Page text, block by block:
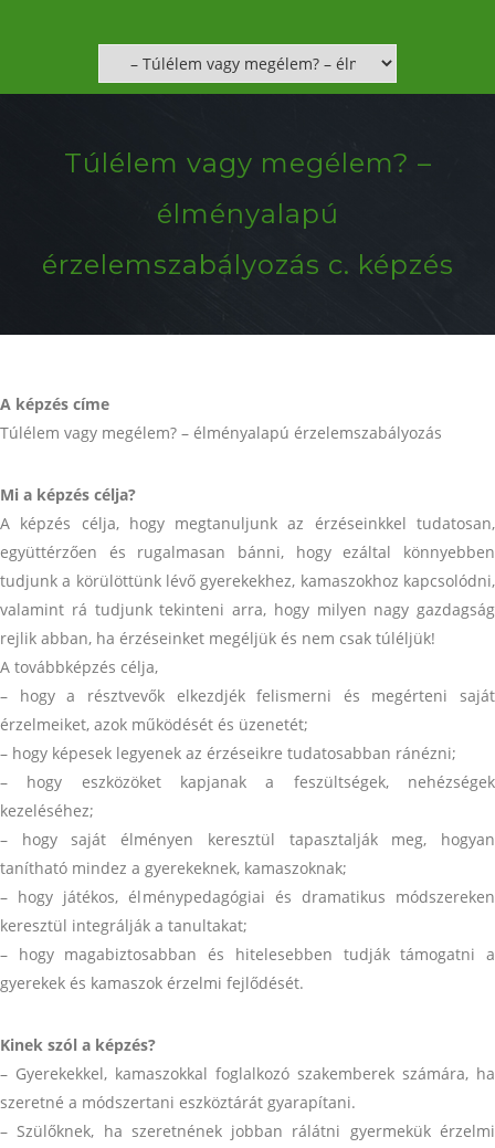
Túlélem vagy megélem? –
élményalapú
érzelemszabályozás c. képzés
A képzés címe
Túlélem vagy megélem? – élményalapú érzelemszabályozás
Mi a képzés célja?
A képzés célja, hogy megtanuljunk az érzéseinkkel tudatosan,
együttérzően és rugalmasan bánni, hogy ezáltal könnyebben
tudjunk a körülöttünk lévő gyerekekhez, kamaszokhoz kapcsolódni,
valamint rá tudjunk tekinteni arra, hogy milyen nagy gazdagság
rejlik abban, ha érzéseinket megéljük és nem csak túléljük!
A továbbképzés célja,
– hogy a résztvevők elkezdjék felismerni és megérteni saját
érzelmeiket, azok működését és üzenetét;
– hogy képesek legyenek az érzéseikre tudatosabban ránézni;
– hogy eszközöket kapjanak a feszültségek, nehézségek
kezeléséhez;
– hogy saját élményen keresztül tapasztalják meg, hogyan
tanítható mindez a gyerekeknek, kamaszoknak;
– hogy játékos, élménypedagógiai és dramatikus módszereken
keresztül integrálják a tanultakat;
– hogy magabiztosabban és hitelesebben tudják támogatni a
gyerekek és kamaszok érzelmi fejlődését.
Kinek szól a képzés?
– Gyerekekkel, kamaszokkal foglalkozó szakemberek számára, ha
szeretné a módszertani eszköztárát gyarapítani.
– Szülőknek, ha szeretnének jobban rálátni gyermekük érzelmi